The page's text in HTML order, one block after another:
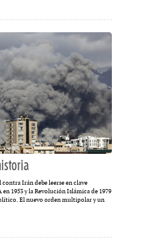
contra Irán debe leerse en clave
1953 y la Revolución Islámica de 1979
El nuevo orden multipolar y un